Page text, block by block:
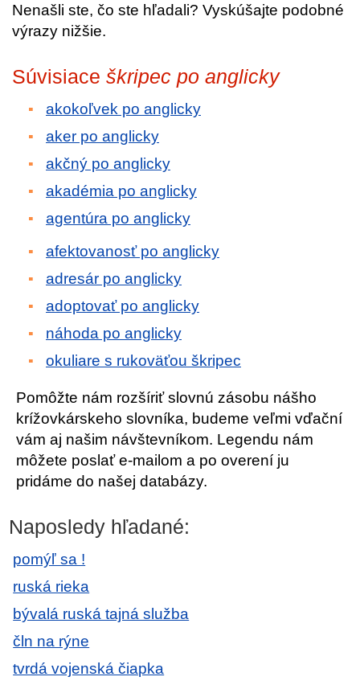
Nenašli ste, čo ste hľadali? Vyskúšajte podobné
výrazy nižšie.
Súvisiace škripec po anglicky
akokoľvek po anglicky
aker po anglicky
akčný po anglicky
akadémia po anglicky
agentúra po anglicky
afektovanosť po anglicky
adresár po anglicky
adoptovať po anglicky
náhoda po anglicky
okuliare s rukoväťou škripec
Pomôžte nám rozšíriť slovnú zásobu nášho
krížovkárskeho slovníka, budeme veľmi vďační
vám aj našim návštevníkom. Legendu nám
môžete poslať e-mailom a po overení ju
pridáme do našej databázy.
Naposledy hľadané:
pomýľ sa !
ruská rieka
bývalá ruská tajná služba
čln na rýne
tvrdá vojenská čiapka